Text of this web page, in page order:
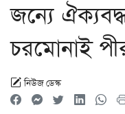
জন্যে
চরমোনাই
নিউজ ডেস্ক